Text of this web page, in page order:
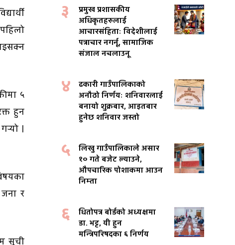
५
हुन
।
र
सूची
३
प्रमुख प्रशासकीय
अधिकृतहरुलाई
आचारसंहिताः विदेशीलाई
पत्राचार नगर्नू, सामाजिक
संजाल नचलाउनू
४
ढकारी गाउँपालिकाको
अनौठो निर्णयः शनिवारलाई
बनायो शुक्रबार, आइतबार
हुनेछ शनिवार जस्तो
५
लिखु गाउँपालिकाले असार
१० गते बजेट ल्याउने,
औपचारिक पोशाकमा आउन
निम्ता
६
धितोपत्र बोर्डको अध्यक्षमा
डा. भट्ट, यी हुन
मन्त्रिपरिषदका ६ निर्णय